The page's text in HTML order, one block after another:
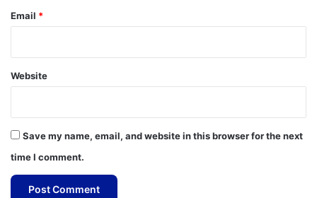
Email *
Website
Save my name, email, and website in this browser for the next
time I comment.